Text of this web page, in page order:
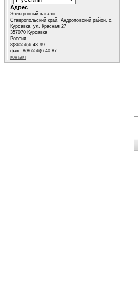
Адрес
Электронный каталог
Ставропольский край, Андроповский район, с.
Курсавка, ул. Красная 27
357070 Курсавка
Россия
8(86556)6-43-99
факс 8(86556)6-40-87
контакт